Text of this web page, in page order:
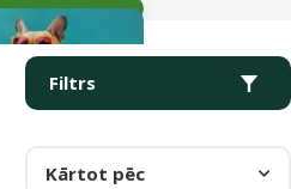
Filtrs
Kārtot pēc
akvārijiem